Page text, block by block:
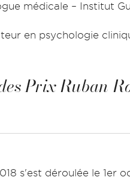
médicale – Institut
en psychologie
Prix Ruban
s'est déroulée le 1er